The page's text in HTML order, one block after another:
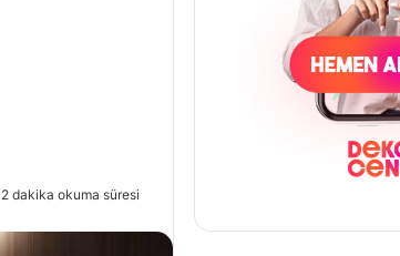
2 dakika okuma süresi